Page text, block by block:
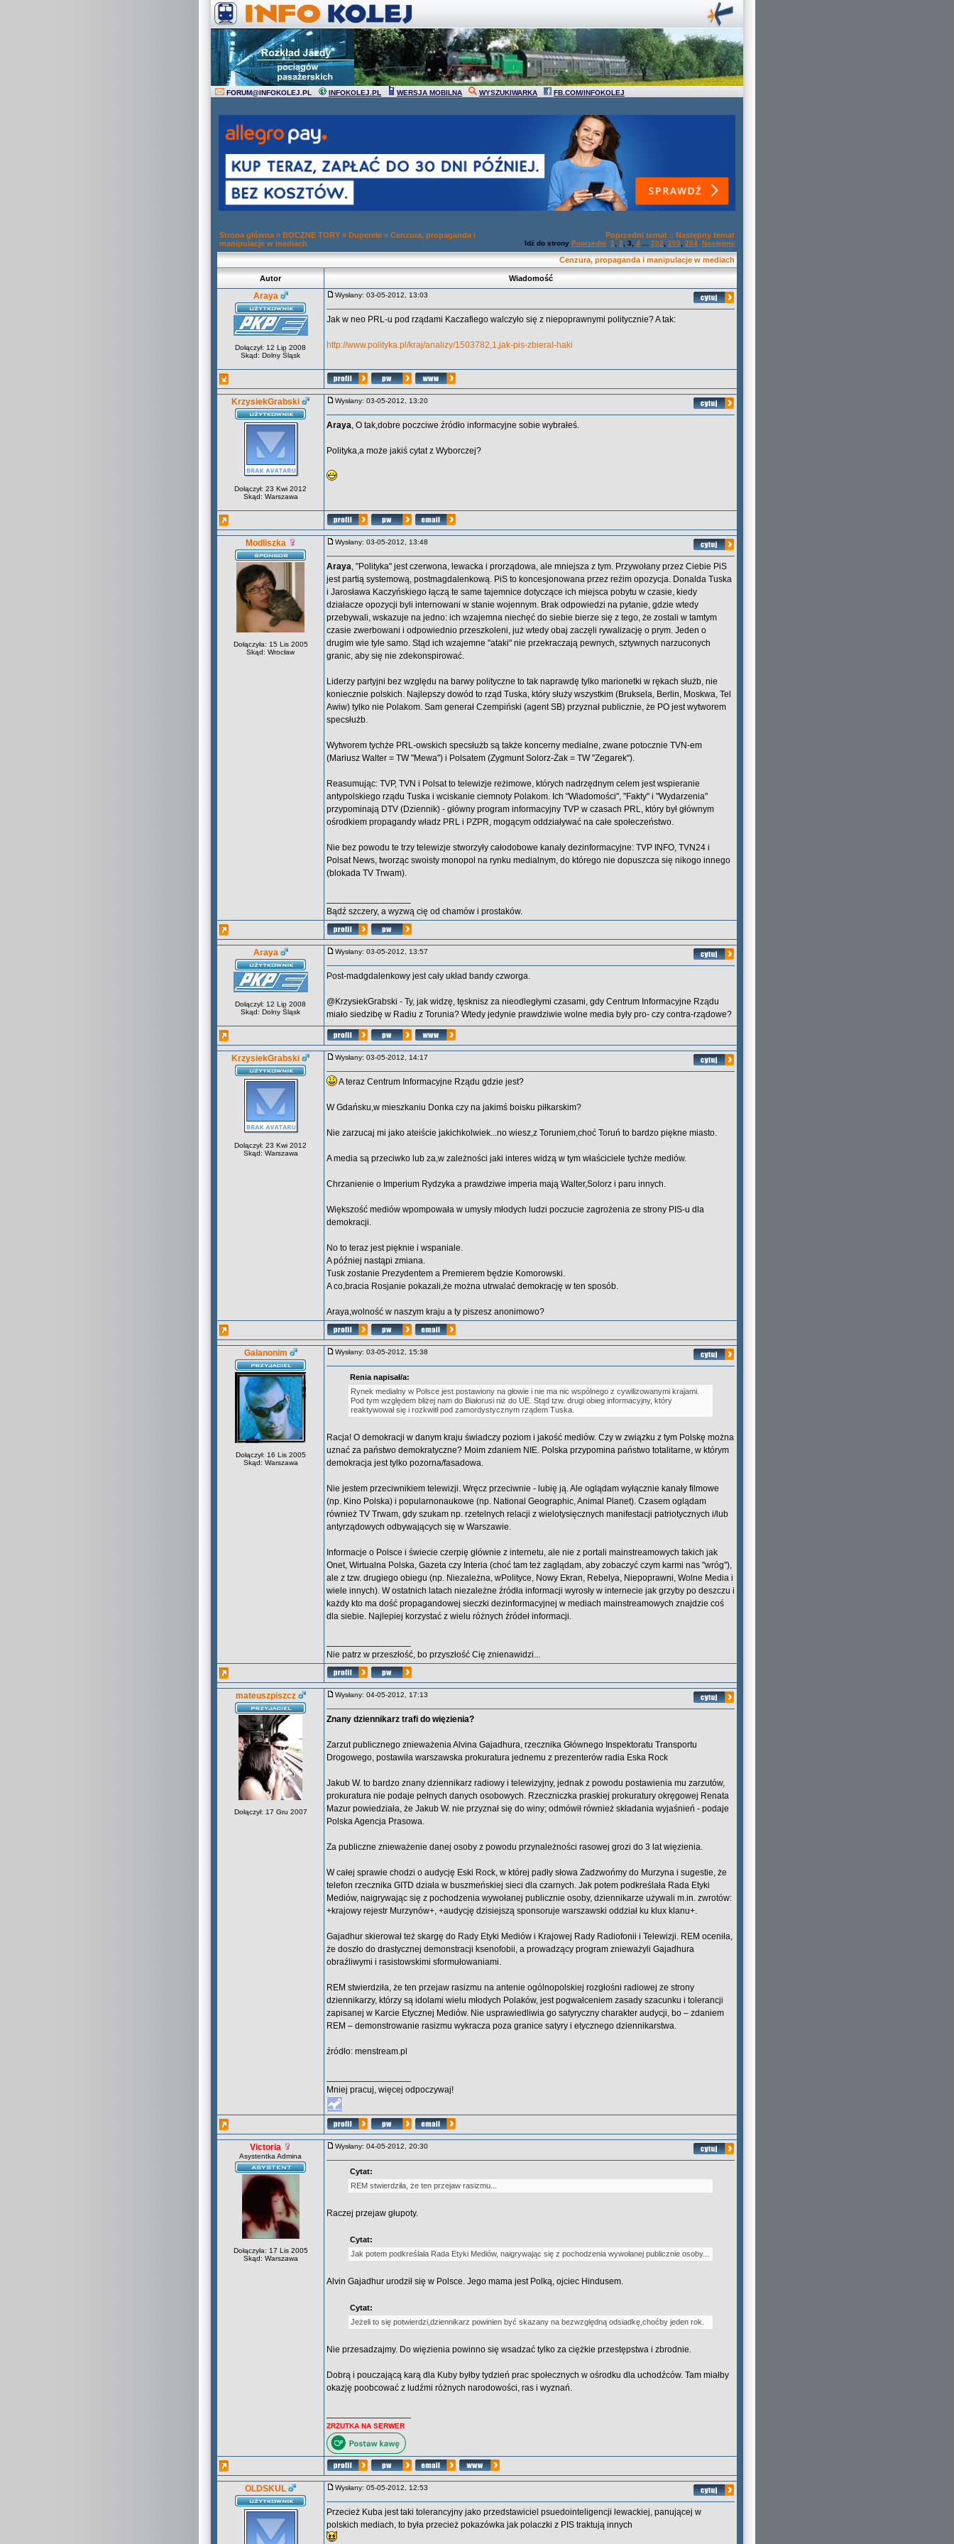
FORUM@INFOKOLEJ.PL INFOKOLEJ.PL WERSJA MOBILNA WYSZUKIWARKA FB.COM/INFOKOLEJ
Strona główna » BOCZNE TORY » Duperele » Cenzura, propaganda i
manipulacje w mediach
Poprzedni temat :: Następny temat
Idź do strony Poprzedni 1 2 3 4 202 203 204 Następny
Cenzura, propaganda i manipulacje w mediach
Autor Wiadomość
Araya
Dołączył: 12 Lip 2008
Skąd: Dolny Śląsk
Wysłany: 03-05-2012, 13:03
Jak w neo PRL-u pod rządami Kaczafiego walczyło się z niepoprawnymi politycznie? A tak:
http://www.polityka.pl/kraj/analizy/1503782,1,jak-pis-zbieral-haki
KrzysiekGrabski
Dołączył: 23 Kwi 2012
Skąd: Warszawa
Wysłany: 03-05-2012, 13:20
Araya, O tak,dobre poczciwe źródło informacyjne sobie wybrałeś.
Polityka,a może jakiś cytat z Wyborczej?
Modliszka
Dołączyła: 15 Lis 2005
Skąd: Wrocław
Wysłany: 03-05-2012, 13:48
Araya, "Polityka" jest czerwona, lewacka i prorządowa, ale mniejsza z tym. Przywołany przez Ciebie PiS
jest partią systemową, postmagdalenkową. PiS to koncesjonowana przez reżim opozycja. Donalda Tuska
i Jarosława Kaczyńskiego łączą te same tajemnice dotyczące ich miejsca pobytu w czasie, kiedy
działacze opozycji byli internowani w stanie wojennym. Brak odpowiedzi na pytanie, gdzie wtedy
przebywali, wskazuje na jedno: ich wzajemna niechęć do siebie bierze się z tego, że zostali w tamtym
czasie zwerbowani i odpowiednio przeszkoleni, już wtedy obaj zaczęli rywalizację o prym. Jeden o
drugim wie tyle samo. Stąd ich wzajemne "ataki" nie przekraczają pewnych, sztywnych narzuconych
granic, aby się nie zdekonspirować.
Liderzy partyjni bez względu na barwy polityczne to tak naprawdę tylko marionetki w rękach służb, nie
koniecznie polskich. Najlepszy dowód to rząd Tuska, który służy wszystkim (Bruksela, Berlin, Moskwa, Tel
Awiw) tylko nie Polakom. Sam generał Czempiński (agent SB) przyznał publicznie, że PO jest wytworem
specsłużb.
Wytworem tychże PRL-owskich specsłużb są także koncerny medialne, zwane potocznie TVN-em
(Mariusz Walter = TW "Mewa") i Polsatem (Zygmunt Solorz-Żak = TW "Zegarek").
Reasumując: TVP, TVN i Polsat to telewizje reżimowe, których nadrzędnym celem jest wspieranie
antypolskiego rządu Tuska i wciskanie ciemnoty Polakom. Ich "Wiadomości", "Fakty" i "Wydarzenia"
przypominają DTV (Dziennik) - główny program informacyjny TVP w czasach PRL, który był głównym
ośrodkiem propagandy władz PRL i PZPR, mogącym oddziaływać na całe społeczeństwo.
Nie bez powodu te trzy telewizje stworzyły całodobowe kanały dezinformacyjne: TVP INFO, TVN24 i
Polsat News, tworząc swoisty monopol na rynku medialnym, do którego nie dopuszcza się nikogo innego
(blokada TV Trwam).
Bądź szczery, a wyzwą cię od chamów i prostaków.
Araya
Dołączył: 12 Lip 2008
Skąd: Dolny Śląsk
Wysłany: 03-05-2012, 13:57
Post-madgdalenkowy jest cały układ bandy czworga.
@KrzysiekGrabski - Ty, jak widzę, tęsknisz za nieodległymi czasami, gdy Centrum Informacyjne Rządu
miało siedzibę w Radiu z Torunia? Wtedy jedynie prawdziwie wolne media były pro- czy contra-rządowe?
KrzysiekGrabski
Dołączył: 23 Kwi 2012
Skąd: Warszawa
Wysłany: 03-05-2012, 14:17
A teraz Centrum Informacyjne Rządu gdzie jest?
W Gdańsku,w mieszkaniu Donka czy na jakimś boisku piłkarskim?
Nie zarzucaj mi jako ateiście jakichkolwiek...no wiesz,z Toruniem,choć Toruń to bardzo piękne miasto.
A media są przeciwko lub za,w zależności jaki interes widzą w tym właściciele tychże mediów.
Chrzanienie o Imperium Rydzyka a prawdziwe imperia mają Walter,Solorz i paru innych.
Większość mediów wpompowała w umysły młodych ludzi poczucie zagrożenia ze strony PIS-u dla
demokracji.
No to teraz jest pięknie i wspaniale.
A później nastąpi zmiana.
Tusk zostanie Prezydentem a Premierem będzie Komorowski.
A co,bracia Rosjanie pokazali,że można utrwalać demokrację w ten sposób.
Araya,wolność w naszym kraju a ty piszesz anonimowo?
Galanonim
Dołączył: 16 Lis 2005
Skąd: Warszawa
Wysłany: 03-05-2012, 15:38
Renia napisał/a:
Rynek medialny w Polsce jest postawiony na głowie i nie ma nic wspólnego z cywilizowanymi krajami.
Pod tym względem bliżej nam do Białorusi niż do UE. Stąd tzw. drugi obieg informacyjny, który
reaktywował się i rozkwitł pod zamordystycznym rządem Tuska.
Racja! O demokracji w danym kraju świadczy poziom i jakość mediów. Czy w związku z tym Polskę można
uznać za państwo demokratyczne? Moim zdaniem NIE. Polska przypomina państwo totalitarne, w którym
demokracja jest tylko pozorna/fasadowa.
Nie jestem przeciwnikiem telewizji. Wręcz przeciwnie - lubię ją. Ale oglądam wyłącznie kanały filmowe
(np. Kino Polska) i popularnonaukowe (np. National Geographic, Animal Planet). Czasem oglądam
również TV Trwam, gdy szukam np. rzetelnych relacji z wielotysięcznych manifestacji patriotycznych i/lub
antyrządowych odbywających się w Warszawie.
Informacje o Polsce i świecie czerpię głównie z internetu, ale nie z portali mainstreamowych takich jak
Onet, Wirtualna Polska, Gazeta czy Interia (choć tam też zaglądam, aby zobaczyć czym karmi nas "wróg"),
ale z tzw. drugiego obiegu (np. Niezależna, wPolityce, Nowy Ekran, Rebelya, Niepoprawni, Wolne Media i
wiele innych). W ostatnich latach niezależne źródła informacji wyrosły w internecie jak grzyby po deszczu i
każdy kto ma dość propagandowej sieczki dezinformacyjnej w mediach mainstreamowych znajdzie coś
dla siebie. Najlepiej korzystać z wielu różnych źródeł informacji.
Nie patrz w przeszłość, bo przyszłość Cię znienawidzi...
mateuszpiszcz
Dołączył: 17 Gru 2007
Wysłany: 04-05-2012, 17:13
Znany dziennikarz trafi do więzienia?
Zarzut publicznego znieważenia Alvina Gajadhura, rzecznika Głównego Inspektoratu Transportu
Drogowego, postawiła warszawska prokuratura jednemu z prezenterów radia Eska Rock
Jakub W. to bardzo znany dziennikarz radiowy i telewizyjny, jednak z powodu postawienia mu zarzutów,
prokuratura nie podaje pełnych danych osobowych. Rzeczniczka praskiej prokuratury okręgowej Renata
Mazur powiedziała, że Jakub W. nie przyznał się do winy; odmówił również składania wyjaśnień - podaje
Polska Agencja Prasowa.
Za publiczne znieważenie danej osoby z powodu przynależności rasowej grozi do 3 lat więzienia.
W całej sprawie chodzi o audycję Eski Rock, w której padły słowa Zadzwońmy do Murzyna i sugestie, że
telefon rzecznika GITD działa w buszmeńskiej sieci dla czarnych. Jak potem podkreślała Rada Etyki
Mediów, naigrywając się z pochodzenia wywołanej publicznie osoby, dziennikarze używali m.in. zwrotów:
+krajowy rejestr Murzynów+, +audycję dzisiejszą sponsoruje warszawski oddział ku klux klanu+.
Gajadhur skierował też skargę do Rady Etyki Mediów i Krajowej Rady Radiofonii i Telewizji. REM oceniła,
że doszło do drastycznej demonstracji ksenofobii, a prowadzący program znieważyli Gajadhura
obraźliwymi i rasistowskimi sformułowaniami.
REM stwierdziła, że ten przejaw rasizmu na antenie ogólnopolskiej rozgłośni radiowej ze strony
dziennikarzy, którzy są idolami wielu młodych Polaków, jest pogwałceniem zasady szacunku i tolerancji
zapisanej w Karcie Etycznej Mediów. Nie usprawiedliwia go satyryczny charakter audycji, bo – zdaniem
REM – demonstrowanie rasizmu wykracza poza granice satyry i etycznego dziennikarstwa.
źródło: menstream.pl
Mniej pracuj, więcej odpoczywaj!
Victoria
Asystentka Admina
Dołączyła: 17 Lis 2005
Skąd: Warszawa
Wysłany: 04-05-2012, 20:30
Cytat:
REM stwierdziła, że ten przejaw rasizmu...
Raczej przejaw głupoty.
Cytat:
Jak potem podkreślała Rada Etyki Mediów, naigrywając się z pochodzenia wywołanej publicznie osoby...
Alvin Gajadhur urodził się w Polsce. Jego mama jest Polką, ojciec Hindusem.
Cytat:
Jeżeli to się potwierdzi,dziennikarz powinien być skazany na bezwzględną odsiadkę,choćby jeden rok.
Nie przesadzajmy. Do więzienia powinno się wsadzać tylko za ciężkie przestępstwa i zbrodnie.
Dobrą i pouczającą karą dla Kuby byłby tydzień prac społecznych w ośrodku dla uchodźców. Tam miałby
okazję poobcować z ludźmi różnych narodowości, ras i wyznań.
ZRZUTKA NA SERWER
OLDSKUL Wysłany: 05-05-2012, 12:53
Przecież Kuba jest taki tolerancyjny jako przedstawiciel psuedointeligencji lewackiej, panującej w
polskich mediach, to była przecież pokazówka jak polaczki z PIS traktują innych